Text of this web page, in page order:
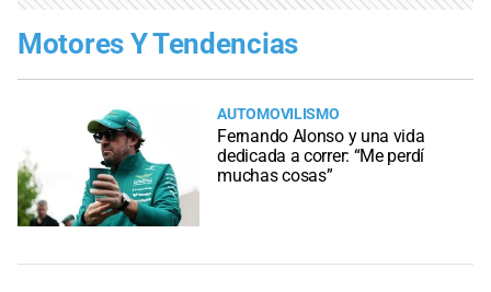
Motores Y Tendencias
AUTOMOVILISMO
Fernando Alonso y una vida
dedicada a correr: “Me perdí
muchas cosas”